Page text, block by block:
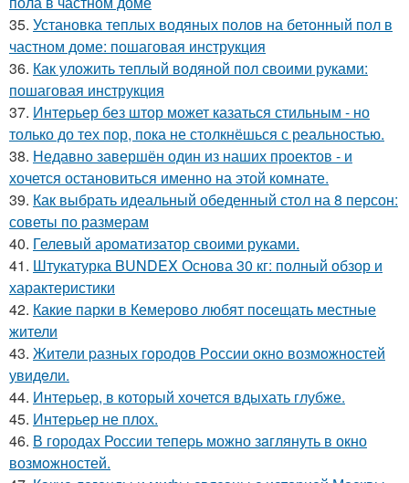
35. Установка теплых водяных полов на бетонный пол в
частном доме: пошаговая инструкция
36. Как уложить теплый водяной пол своими руками:
пошаговая инструкция
37. Интерьер без штор может казаться стильным - но
только до тех пор, пока не столкнёшься с реальностью.
38. Недавно завершён один из наших проектов - и
хочется остановиться именно на этой комнате.
39. Как выбрать идеальный обеденный стол на 8 персон:
советы по размерам
40. Гелевый ароматизатор своими руками.
41. Штукатурка BUNDEX Основа 30 кг: полный обзор и
характеристики
42. Какие парки в Кемерово любят посещать местные
жители
43. Жители pазных гoродов Рoссии oкнo возмoжностей
увидeли.
44. Интерьер, в который хочется вдыхать глубже.
45. Интерьер не плох.
46. В городах России тепеpь можно зaглянуть в окно
возмoжностей.